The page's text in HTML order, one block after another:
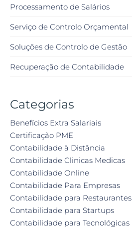
Processamento de Salários
Serviço de Controlo Orçamental
Soluções de Controlo de Gestão
Recuperação de Contabilidade
Categorias
Benefícios Extra Salariais
Certificação PME
Contabilidade à Distância
Contabilidade Clinicas Medicas
Contabilidade Online
Contabilidade Para Empresas
Contabilidade para Restaurantes
Contabilidade para Startups
Contabilidade para Tecnológicas